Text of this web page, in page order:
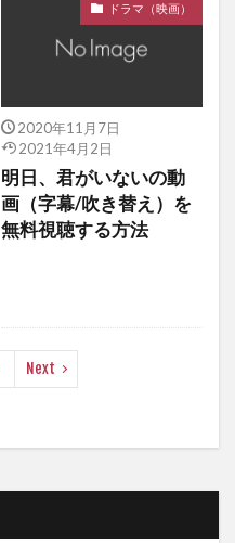
ドラマ（映画）
2020年11月7日
2021年4月2日
明日、君がいないの動
画（字幕/吹き替え）を
無料視聴する方法
Next